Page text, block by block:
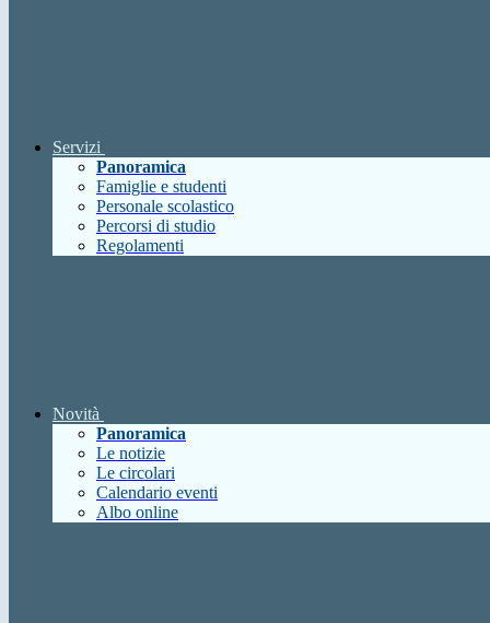
Servizi
Panoramica
Famiglie e studenti
Personale scolastico
Percorsi di studio
Regolamenti
Novità
Panoramica
Le notizie
Le circolari
Calendario eventi
Albo online